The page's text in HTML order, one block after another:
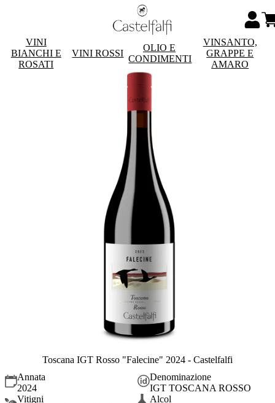
VINI
BIANCHI E
ROSATI
VINI ROSSI
OLIO E
CONDIMENTI
VINSANTO,
GRAPPE E
AMARO
Toscana IGT Rosso "Falecine" 2024 - Castelfalfi
Annata
2024
Denominazione
IGT TOSCANA ROSSO
Vitigni
Alcol